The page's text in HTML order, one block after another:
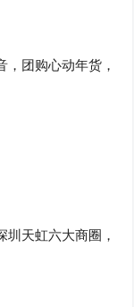
，团购心动年货，
圳天虹六大商圈，